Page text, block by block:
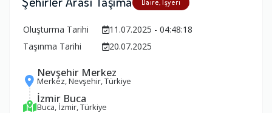
Daire, İşyeri
Oluşturma Tarihi
11.07.2025 - 04:48:18
Taşınma Tarihi
20.07.2025
Nevşehir Merkez
Merkez, Nevşehir, Türkiye
İzmir Buca
Buca, İzmir, Türkiye